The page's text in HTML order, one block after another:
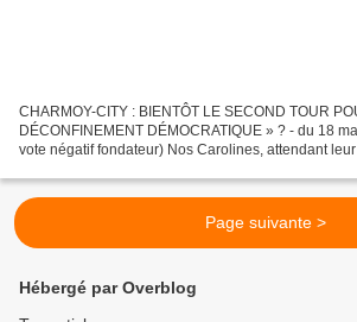
CHARMOY-CITY : BIENTÔT LE SECOND TOUR
DÉCONFINEMENT DÉMOCRATIQUE » ? - du 18
vote négatif fondateur) Nos Carolines, attendant
Page suivante >
Hébergé par Overblog